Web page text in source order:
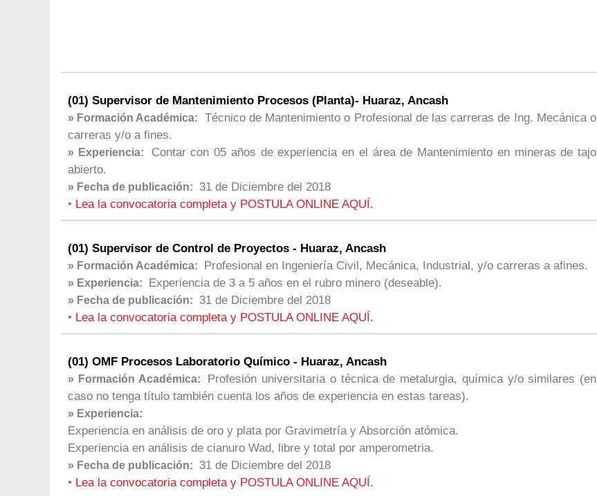
(01) Supervisor de Mantenimiento Procesos (Planta)- Huaraz, Ancash
» Formación Académica:
Técnico de Mantenimiento o Profesional de las carreras de Ing. Mecánica o
carreras y/o a fines.
» Experiencia:
Contar con 05 años de experiencia en el área de Mantenimiento en mineras de tajo
abierto.
» Fecha de publicación:
31 de Diciembre del 2018
• Lea la convocatoria completa y POSTULA ONLINE AQUÍ.
(01) Supervisor de Control de Proyectos - Huaraz, Ancash
» Formación Académica: Profesional en Ingeniería Civil, Mecánica, Industrial, y/o carreras a afines.
» Experiencia: Experiencia de 3 a 5 años en el rubro minero (deseable).
» Fecha de publicación:
31 de Diciembre del 2018
• Lea la convocatoria completa y POSTULA ONLINE AQUÍ.
(01) OMF Procesos Laboratorio Químico - Huaraz, Ancash
» Formación Académica:
Profesión universitaria o técnica de metalurgia, química y/o similares (en
caso no tenga título también cuenta los años de experiencia en estas tareas).
» Experiencia:
Experiencia en análisis de oro y plata por Gravimetría y Absorción atómica.
Experiencia en análisis de cianuro Wad, libre y total por amperometria.
» Fecha de publicación:
31 de Diciembre del 2018
• Lea la convocatoria completa y POSTULA ONLINE AQUÍ.